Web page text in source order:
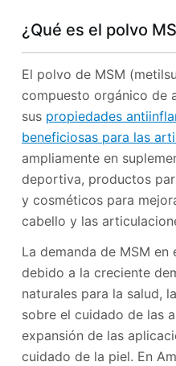
¿Qué es el polvo
El polvo de MSM
compuesto orgánico de
sus propiedades
beneficiosas para las
ampliamente en
deportiva, productos
y cosméticos para
cabello y las
La demanda de MSM
debido a la creciente
naturales para la salud,
sobre el cuidado de las
expansión de las
cuidado de la piel. En